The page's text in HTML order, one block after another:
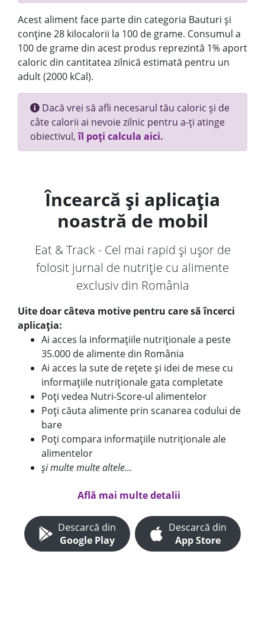
Acest aliment face parte din categoria Bauturi și
conține 28 kilocalorii la 100 de grame. Consumul a
100 de grame din acest produs reprezintă 1% aport
caloric din cantitatea zilnică estimată pentru un
adult (2000 kCal).
Dacă vrei să afli necesarul tău caloric și de
câte calorii ai nevoie zilnic pentru a-ți atinge
obiectivul,îl poți calcula aici.
Încearcă și aplicația
noastră de mobil
Eat & Track - Cel mai rapid și ușor de
folosit jurnal de nutriție cu alimente
exclusiv din România
Uite doar câteva motive pentru care să încerci
aplicația:
Ai acces la informațiile nutriționale a peste
35.000 de alimente din România
Ai acces la sute de rețete și idei de mese cu
informațiile nutriționale gata completate
Poți vedea Nutri-Score-ul alimentelor
Poți căuta alimente prin scanarea codului de
bare
Poți compara informațiile nutriționale ale
alimentelor
și multe multe altele...
Află mai multe detalii
Descarcă din
Google Play
Descarcă din
App Store